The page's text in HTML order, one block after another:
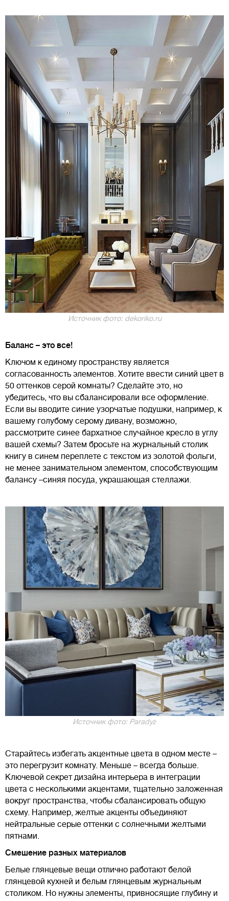
Источник фото: dekoriko.ru
Баланс – это все!
Ключом к единому пространству является
согласованность элементов. Хотите ввести синий цвет в
50 оттенков серой комнаты? Сделайте это, но
убедитесь, что вы сбалансировали все оформление.
Если вы вводите синие узорчатые подушки, например, к
вашему голубому серому дивану, возможно,
рассмотрите синее бархатное случайное кресло в углу
вашей схемы? Затем бросьте на журнальный столик
книгу в синем переплете с текстом из золотой фольги,
не менее занимательном элементом, способствующим
балансу –синяя посуда, украшающая стеллажи.
Источник фото: Paradyż
Старайтесь избегать акцентные цвета в одном месте –
это перегрузит комнату. Меньше – всегда больше.
Ключевой секрет дизайна интерьера в интеграции
цвета с несколькими акцентами, тщательно заложенная
вокруг пространства, чтобы сбалансировать общую
схему. Например, желтые акценты объединяют
нейтральные серые оттенки с солнечными желтыми
пятнами.
Смешение разных материалов
Белые глянцевые вещи отлично работают белой
глянцевой кухней и белым глянцевым журнальным
столиком. Но нужны элементы, привносящие глубину и